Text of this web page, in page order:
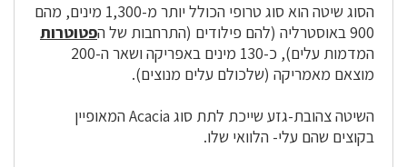
הסוג שיטה הוא סוג טרופי הכולל יותר מ-1,300 מינים, מהם
900 באוסטרליה (להם פילודים (התרחבות של ה
פטוטרות
המדמות עלים), כ-130 מינים באפריקה ושאר ה-200
מוצאם מאמריקה (שלכולם עלים מנוצים).
השיטה צהובת-גזע שייכת לתת סוג Acacia המאופיין
בקוצים שהם עלי- הלוואי שלו.